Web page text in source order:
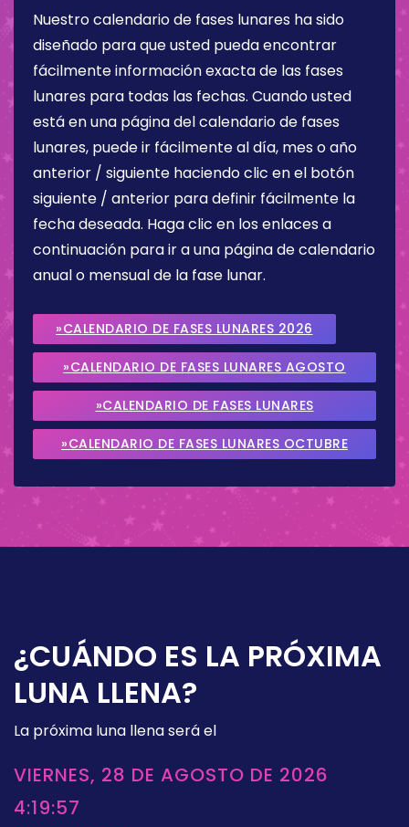
Nuestro calendario de fases lunares ha sido
diseñado para que usted pueda encontrar
fácilmente información exacta de las fases
lunares para todas las fechas. Cuando usted
está en una página del calendario de fases
lunares, puede ir fácilmente al día, mes o año
anterior / siguiente haciendo clic en el botón
siguiente / anterior para definir fácilmente la
fecha deseada. Haga clic en los enlaces a
continuación para ir a una página de calendario
anual o mensual de la fase lunar.
»CALENDARIO DE FASES LUNARES 2026
»CALENDARIO DE FASES LUNARES AGOSTO
2026
»CALENDARIO DE FASES LUNARES
SEPTIEMBRE 2026
»CALENDARIO DE FASES LUNARES OCTUBRE
¿CUÁNDO ES LA PRÓXIMA
LUNA LLENA?
La próxima luna llena será el
VIERNES, 28 DE AGOSTO DE 2026
4:19:57